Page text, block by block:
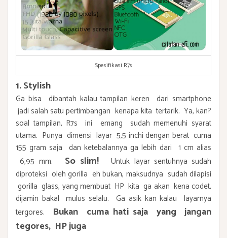
Spesifikasi R7s
1. Stylish
Ga bisa dibantah kalau tampilan keren dari smartphone
jadi salah satu pertimbangan kenapa kita tertarik. Ya, kan?
soal tampilan, R7s ini emang sudah memenuhi syarat
utama. Punya dimensi layar 5,5 inchi dengan berat cuma
155 gram saja dan ketebalannya ga lebih dari 1 cm alias
6,95 mm.
So slim!
Untuk layar sentuhnya sudah
diproteksi oleh gorilla eh bukan, maksudnya sudah dilapisi
gorilla glass, yang membuat HP kita ga akan kena codet,
dijamin bakal mulus selalu. Ga asik kan kalau layarnya
tergores. Bukan cuma hati saja yang jangan
tegores, HP juga